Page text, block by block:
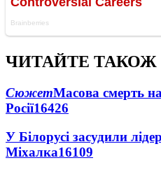
ЧИТАЙТЕ ТАКОЖ
СюжетМасова смерть
Росії16426
У Білорусі засудили
Міхалка16109